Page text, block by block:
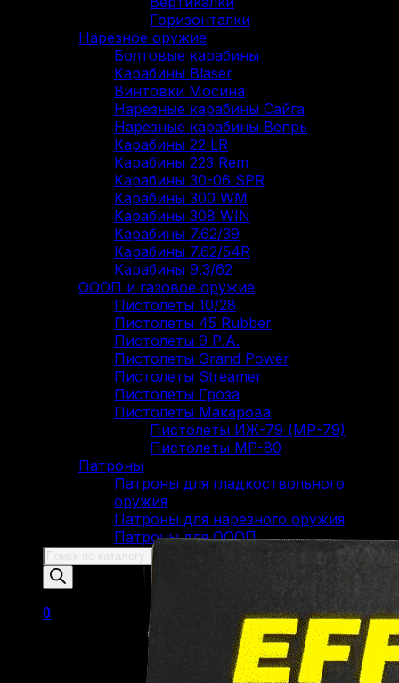
Горизонталки
Нарезное оружие
Болтовые карабины
Карабины Blaser
Винтовки Мосина
Нарезные карабины Сайга
Нарезные карабины Вепрь
Карабины 22 LR
Карабины 223 Rem
Карабины 30-06 SPR
Карабины 300 WM
Карабины 308 WIN
Карабины 7.62/39
Карабины 7.62/54R
Карабины 9.3/62
ОООП и газовое оружие
Пистолеты 10/28
Пистолеты 45 Rubber
Пистолеты 9 Р.А.
Пистолеты Grand Power
Пистолеты Streamer
Пистолеты Гроза
Пистолеты Макарова
Пистолеты ИЖ-79 (МР-79)
Пистолеты МР-80
Патроны
Патроны для гладкоствольного
оружия
Патроны для нарезного оружия
Патроны для ОООП
Поиск
товаров
0